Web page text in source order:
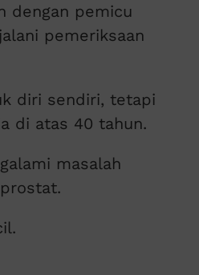
dengan pemicu
pemeriksaan
diri sendiri, tetapi
di atas 40 tahun.
masalah